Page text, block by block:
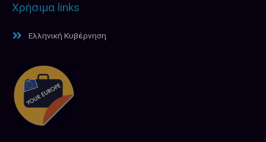
Χρήσιμα links
Ελληνική Κυβέρνηση